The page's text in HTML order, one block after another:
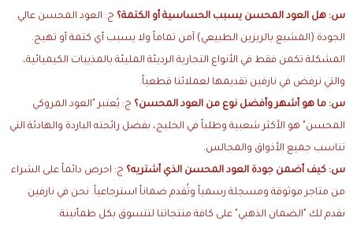
س: هل العود المحسن يسبب الحساسية أو الكتمة؟ ج: العود المحسن عالي
الجودة (المشبع بالريزين الطبيعي) آمن تماماً ولا يسبب أي كتمة أو تهيج.
المشكلة تكمن فقط في الأنواع التجارية الرديئة المليئة بالمذيبات الكيميائية،
والتي نرفض في نارفين تقديمها لعملائنا قطعياً.
س: ما هو أشهر وأفضل نوع من العود المحسن؟ ج: يُعتبر "العود المروكي
المحسن" هو الأكثر شعبية وطلباً في الخليج، بفضل رائحته الباردة والهادئة التي
تناسب جميع الأذواق والمجالس.
س: كيف أضمن جودة العود المحسن الذي أشتريه؟ ج: احرص دائماً على الشراء
من متاجر موثوقة ومسجلة رسمياً وتُقدم ضماناً استرجاعياً. نحن في نارفين
نقدم لك "الضمان الذهبي" على كافة منتجاتنا لتتسوق بكل طمأنينة.